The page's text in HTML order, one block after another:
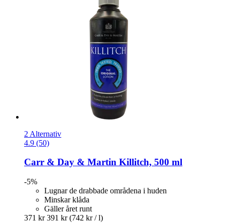
2 Alternativ
4.9 (50)
Carr & Day & Martin Killitch, 500 ml
-5%
Lugnar de drabbade områdena i huden
Minskar klåda
Gäller året runt
371 kr 391 kr (742 kr / l)